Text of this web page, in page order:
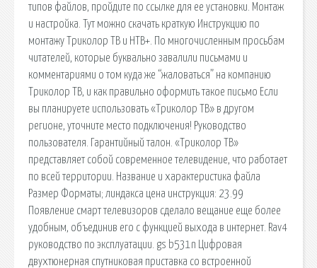
типов файлов, пройдите по ссылке для ее установки. Монтаж
и настройка. Тут можно скачать краткую Инструкцию по
монтажу Триколор ТВ и НТВ+. По многочисленным просьбам
читателей, которые буквально завалили письмами и
комментариями о том куда же “жаловаться” на компанию
Триколор ТВ, и как правильно оформить такое письмо Если
вы планируете использовать «Триколор ТВ» в другом
регионе, уточните место подключения! Руководство
пользователя. Гарантийный талон. «Триколор ТВ»
представляет собой современное телевидение, что работает
по всей территории. Название и характеристика файла
Размер Форматы; линдакса цена инструкция: 23.99
Появление смарт телевизоров сделало вещание еще более
удобным, объединив его с функцией выхода в интернет. Rav4
руководство по эксплуатации. gs b531n Цифровая
двухтюнерная спутниковая приставка со встроенной